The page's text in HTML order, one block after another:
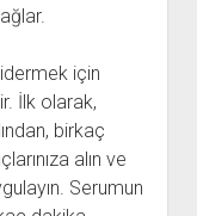
için
İlk olarak,
birkaç
alın ve
Serumun